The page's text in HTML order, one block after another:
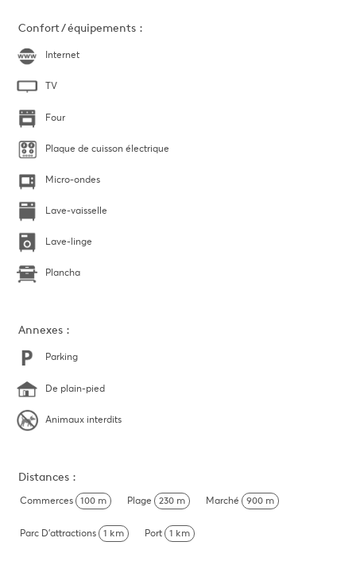
Confort / équipements :
Internet
TV
Four
Plaque de cuisson électrique
Micro-ondes
Lave-vaisselle
Lave-linge
Plancha
Annexes :
Parking
De plain-pied
Animaux interdits
Distances :
Commerces 100 m Plage 230 m Marché 900 m
Parc D'attractions 1 km Port 1 km